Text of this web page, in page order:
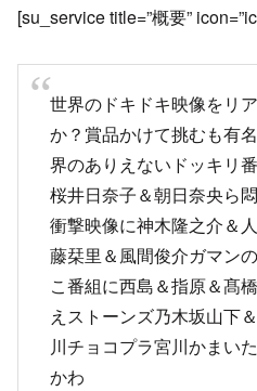
[su_service title=”概要”
世界のドキドキ映像をリ
か？賞品かけて挑むも有
界のありえないドッキリ
桜井日奈子＆朝日奈央ら
衝撃映像に神木隆之介＆
藤栞里＆風間俊介ガマン
こ番組に西島＆指原＆髙
えストーンズ乃木坂山下
川チョコプラ宮川かまい
かわ